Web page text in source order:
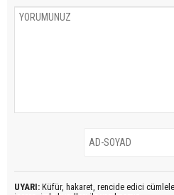
UYARI: Küfür, hakaret, rencide edici